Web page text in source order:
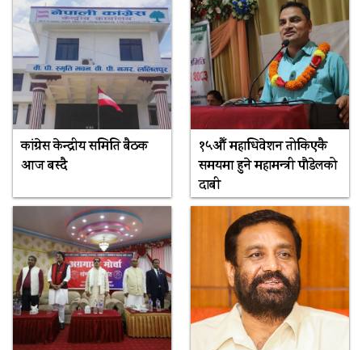
कांग्रेस केन्द्रीय समिति बैठक
आज बस्दै
१५औँ महाधिवेशन तोकिएकै
समयमा हुने महामन्त्री पौडेलको
दाबी